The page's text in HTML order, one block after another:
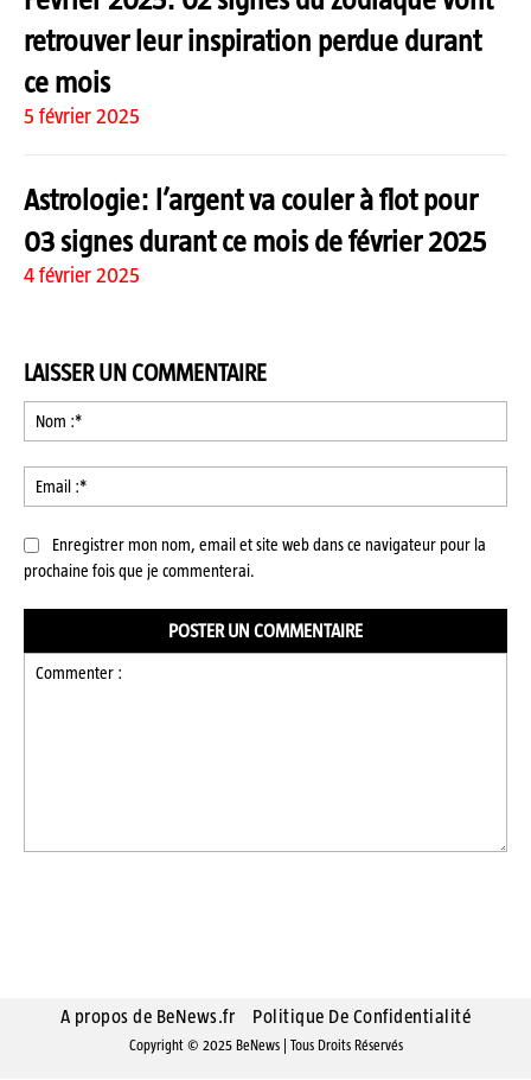
retrouver leur inspiration perdue durant
ce mois
5 février 2025
Astrologie: l’argent va couler à flot pour
03 signes durant ce mois de février 2025
4 février 2025
LAISSER UN COMMENTAIRE
:*
:*
Enregistrer mon nom, email et site web dans ce navigateur pour la
prochaine fois que je commenterai.
A propos de BeNews.fr Politique De Confidentialité
Copyright © 2025 BeNews | Tous Droits Réservés